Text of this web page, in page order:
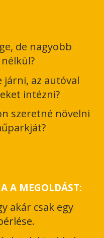
de nagyobb
járni, az autóval
intézni?
szeretné növelni
A MEGOLDÁST:
akár csak egy